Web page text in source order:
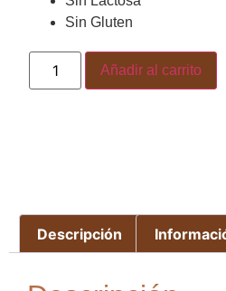
Sin Gluten
Añadir al carrito
Descripción